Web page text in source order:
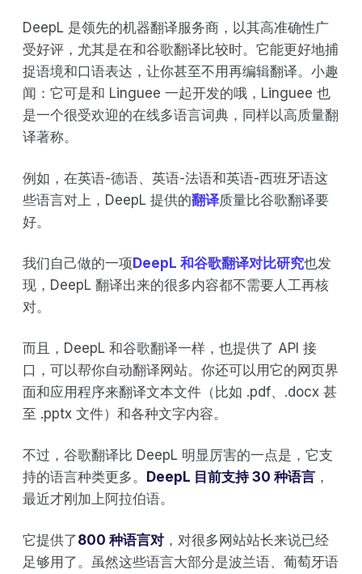
DeepL 是领先的机器翻译服务商，以其高准确性广
受好评，尤其是在和谷歌翻译比较时。它能更好地捕
捉语境和口语表达，让你甚至不用再编辑翻译。小趣
闻：它可是和 Linguee 一起开发的哦，Linguee 也
是一个很受欢迎的在线多语言词典，同样以高质量翻
译著称。
例如，在英语-德语、英语-法语和英语-西班牙语这
些语言对上，DeepL 提供的翻译质量比谷歌翻译要
好。
我们自己做的一项DeepL 和谷歌翻译对比研究也发
现，DeepL 翻译出来的很多内容都不需要人工再核
对。
而且，DeepL 和谷歌翻译一样，也提供了 API 接
口，可以帮你自动翻译网站。你还可以用它的网页界
面和应用程序来翻译文本文件（比如 .pdf、.docx 甚
至 .pptx 文件）和各种文字内容。
不过，谷歌翻译比 DeepL 明显厉害的一点是，它支
持的语言种类更多。 DeepL 目前支持 30 种语言 ，
最近才刚加上阿拉伯语。
它提供了800 种语言对 ，对很多网站站长来说已经
足够用了。虽然这些语言大部分是波兰语、葡萄牙语